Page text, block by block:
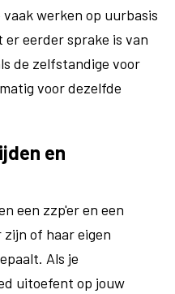
werken op uurbasis
er eerder sprake is van
de zelfstandige voor
voor dezelfde
en
een zzp'er en een
of haar eigen
Als je
uitoefent op jouw